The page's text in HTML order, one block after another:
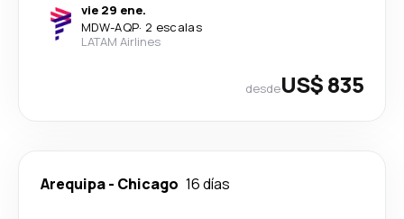
vie 29 ene.
MDW-AQP· 2 escalas
LATAM Airlines
desdeUS$ 835
Arequipa- Chicago 16 días